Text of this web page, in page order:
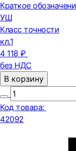
Краткое
УШ
Класс точности
кл.1
4 118 ₽
без НДС
В корзину
Код товара:
42092